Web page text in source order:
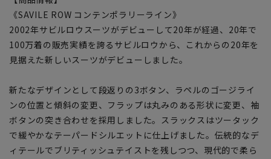
《SAVILE ROW コンテンポラリーライン》
2002年サビルロウスーツがデビューして20年が経過、20年で
100万着の販売実績を誇るサビルロウから、これからの20年を
見据えた新しいスーツがデビューしました。
新たなデザインとして段返りの3ボタン、ラペルのゴージライ
ンの位置と傾斜の変更、フラップは丸みのある形状に変更、袖
ボタンの突き合わせを採用しました。スラックスはツータック
で緩やかなテーパードシルエットに仕上げました。伝統的なデ
ィテールでブリティッシュテイストを残しつつ、現代的で柔ら